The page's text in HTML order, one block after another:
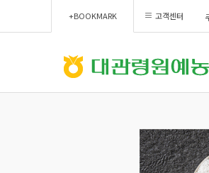
+BOOKMARK 고객센터